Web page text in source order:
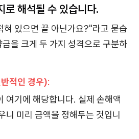
로 해석될 수 있습니다.
혀 있으면 끝 아닌가요?"라고 묻습
을 크게 두 가지 성격으로 구분하
적인 경우):
여기에 해당합니다. 실제 손해액
니 미리 금액을 정해두는 것입니